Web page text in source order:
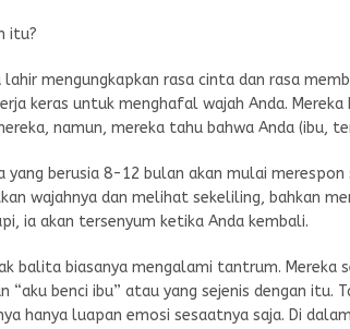
itu?
lahir mengungkapkan rasa cinta dan rasa
keras untuk menghafal wajah Anda.
namun, mereka tahu bahwa Anda (ibu,
yang berusia 8-12 bulan akan mulai
wajahnya dan melihat sekeliling, bahkan
ia akan tersenyum ketika Anda kembali.
balita biasanya mengalami tantrum. Mereka
“aku benci ibu” atau yang sejenis dengan
hanya luapan emosi sesaatnya saja. Di